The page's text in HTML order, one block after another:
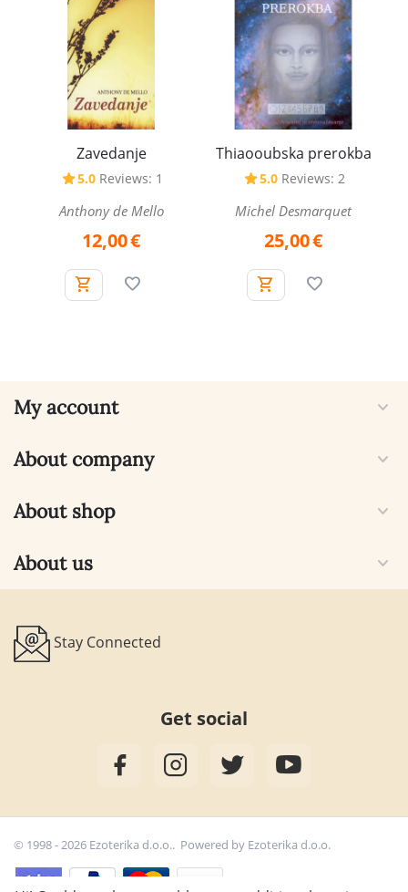
Zavedanje
5.0 Reviews: 1
Anthony de Mello
12,00€
Thiaooubska prerokba
5.0 Reviews: 2
Michel Desmarquet
25,00€
My account
About company
About shop
About us
Stay Connected
Get social
© 1998 - 2026 Ezoterika d.o.o.. Powered by Ezoterika d.o.o.